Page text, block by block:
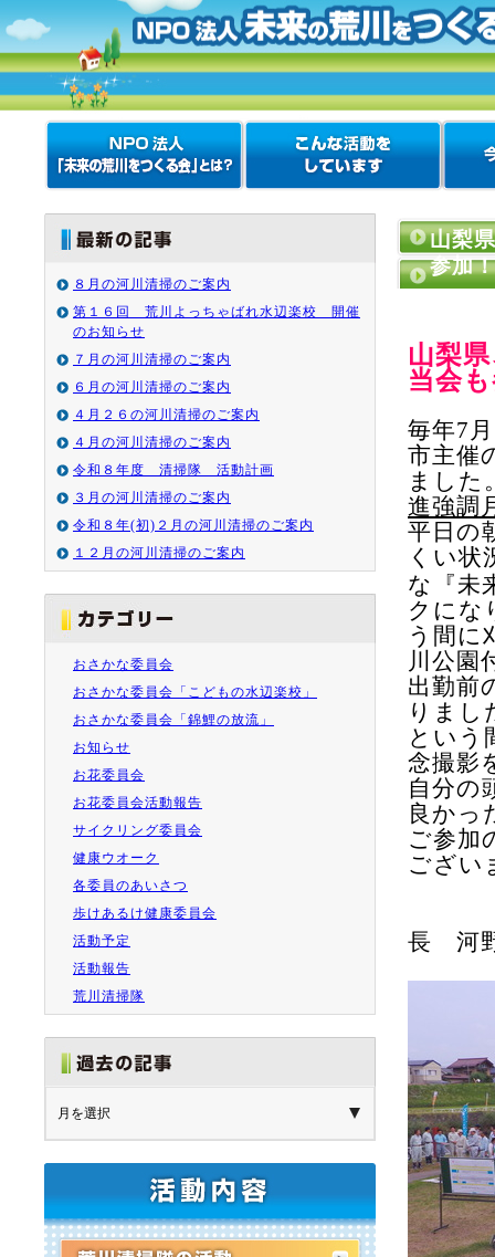
８月の河川清掃のご案内
第１６回 荒川よっちゃばれ水辺楽校 開催
のお知らせ
７月の河川清掃のご案内
６月の河川清掃のご案内
４月２６の河川清掃のご案内
４月の河川清掃のご案内
令和８年度 清掃隊 活動計画
３月の河川清掃のご案内
令和８年(初)２月の河川清掃のご案内
１２月の河川清掃のご案内
おさかな委員会
おさかな委員会「こどもの水辺楽校」
おさかな委員会「錦鯉の放流」
お知らせ
お花委員会
お花委員会活動報告
サイクリング委員会
健康ウオーク
各委員のあいさつ
歩けあるけ健康委員会
活動予定
活動報告
荒川清掃隊
山梨
参加！
山梨
当会
毎年7
市主催
ました
進強調
平日の
くい状
な『未
クにな
う間に
川公園
出勤前
りまし
という
念撮影
自分の
良かっ
ご参加
ござい
長 河